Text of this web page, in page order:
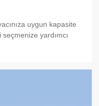
uygun kapasite
yardımcı